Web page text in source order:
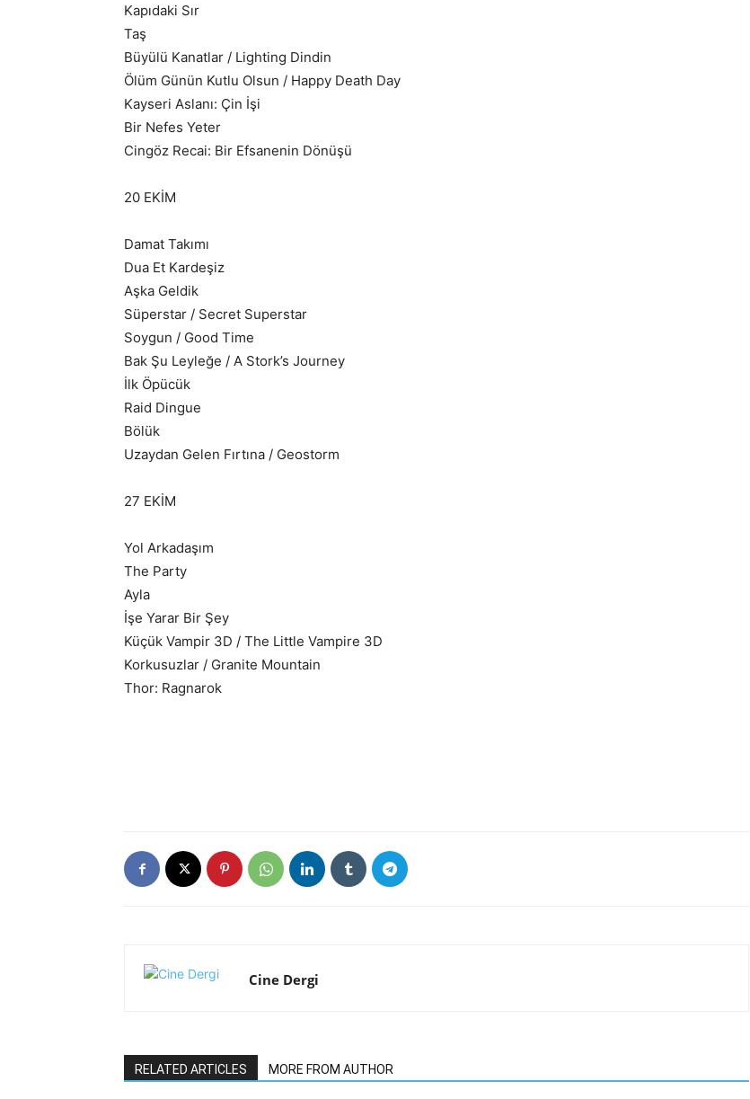
Kapıdaki Sır
Taş
Büyülü Kanatlar / Lighting Dindin
Ölüm Günün Kutlu Olsun / Happy Death Day
Kayseri Aslanı: Çin İşi
Bir Nefes Yeter
Cingöz Recai: Bir Efsanenin Dönüşü
20 EKİM
Damat Takımı
Dua Et Kardeşiz
Aşka Geldik
Süperstar / Secret Superstar
Soygun / Good Time
Bak Şu Leyleğe / A Stork’s Journey
İlk Öpücük
Raid Dingue
Bölük
Uzaydan Gelen Fırtına / Geostorm
27 EKİM
Yol Arkadaşım
The Party
Ayla
İşe Yarar Bir Şey
Küçük Vampir 3D / The Little Vampire 3D
Korkusuzlar / Granite Mountain
Thor: Ragnarok
Cine Dergi
RELATED ARTICLES MORE FROM AUTHOR